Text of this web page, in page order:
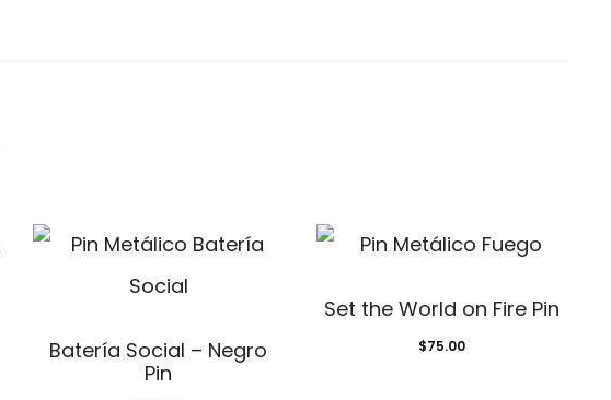
Batería Social – Negro
Pin
Set the World on Fire Pin
$75.00